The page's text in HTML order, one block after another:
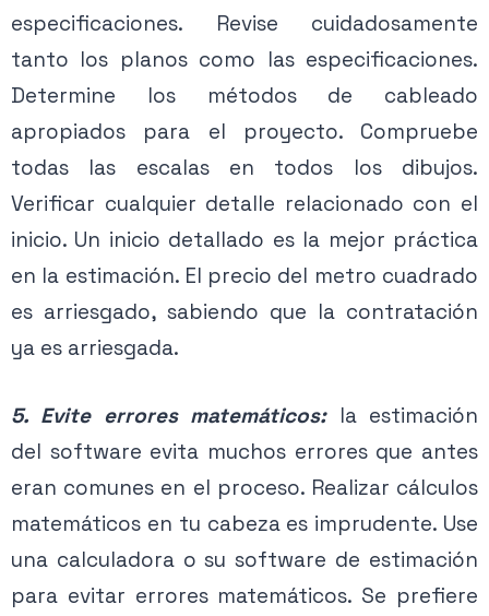
especificaciones. Revise cuidadosamente
tanto los planos como las especificaciones.
Determine los métodos de cableado
apropiados para el proyecto. Compruebe
todas las escalas en todos los dibujos.
Verificar cualquier detalle relacionado con el
inicio. Un inicio detallado es la mejor práctica
en la estimación. El precio del metro cuadrado
es arriesgado, sabiendo que la contratación
ya es arriesgada.
5. Evite errores matemáticos: la estimación
del software evita muchos errores que antes
eran comunes en el proceso. Realizar cálculos
matemáticos en tu cabeza es imprudente. Use
una calculadora o su software de estimación
para evitar errores matemáticos. Se prefiere